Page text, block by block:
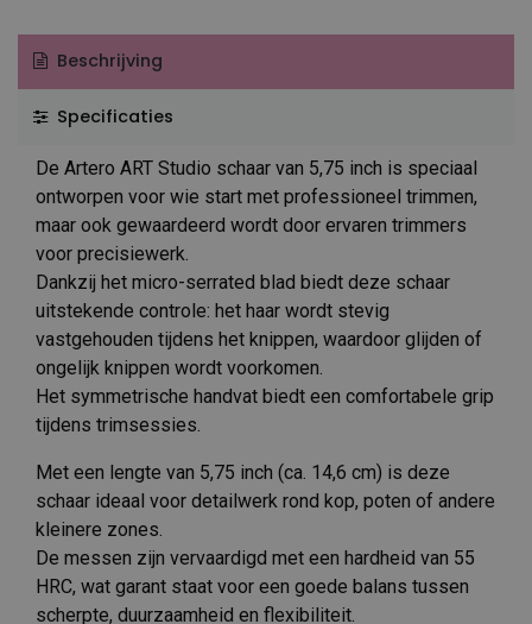
Beschrijving
Specificaties
De Artero ART Studio schaar van 5,75 inch is speciaal
ontworpen voor wie start met professioneel trimmen,
maar ook gewaardeerd wordt door ervaren trimmers
voor precisiewerk.
Dankzij het micro-serrated blad biedt deze schaar
uitstekende controle: het haar wordt stevig
vastgehouden tijdens het knippen, waardoor glijden of
ongelijk knippen wordt voorkomen.
Het symmetrische handvat biedt een comfortabele grip
tijdens trimsessies.
Met een lengte van 5,75 inch (ca. 14,6 cm) is deze
schaar ideaal voor detailwerk rond kop, poten of andere
kleinere zones.
De messen zijn vervaardigd met een hardheid van 55
HRC, wat garant staat voor een goede balans tussen
scherpte, duurzaamheid en flexibiliteit.